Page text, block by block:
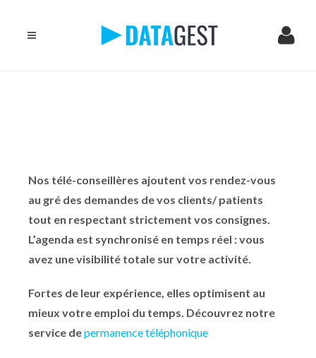
Nos télé-conseillères ajoutent vos rendez-vous
au gré des demandes de vos clients/ patients
tout en respectant strictement vos consignes.
L’agenda est synchronisé en temps réel : vous
avez une visibilité totale sur votre activité.
Fortes de leur expérience, elles optimisent au
mieux votre emploi du temps. Découvrez notre
service depermanence téléphonique